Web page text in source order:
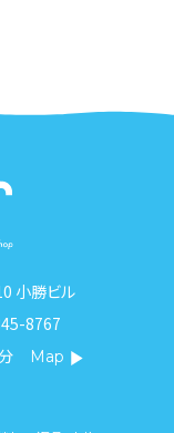
小勝ビル
8767
Map